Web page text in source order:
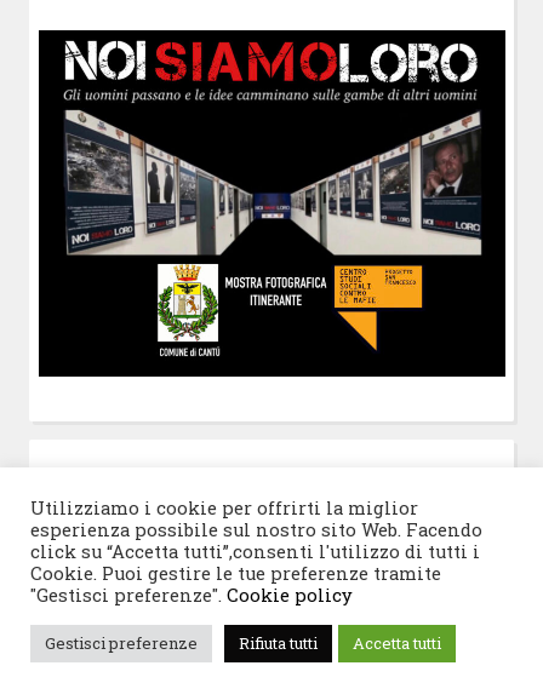
© 2026 Progetto San Francesco |Tema WordPress:
Blogghiamodi CrestaProject.
Utilizziamo i cookie per offrirti la miglior
esperienza possibile sul nostro sito Web. Facendo
click su “Accetta tutti”,consenti l'utilizzo di tutti i
Cookie. Puoi gestire le tue preferenze tramite
"Gestisci preferenze". Cookie policy
Gestisci preferenze Rifiuta tutti Accetta tutti